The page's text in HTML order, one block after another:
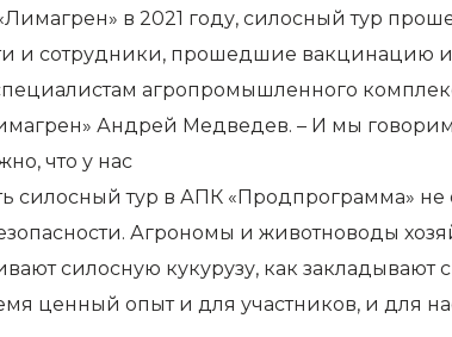
в 2021 году, силосный тур
и сотрудники, прошедшие вакцинацию
агропромышленного
Андрей Медведев. – И мы
что у нас
силосный тур в АПК «Продпрограмма»
Агрономы и животноводы
силосную кукурузу, как
ценный опыт и для участников, и для